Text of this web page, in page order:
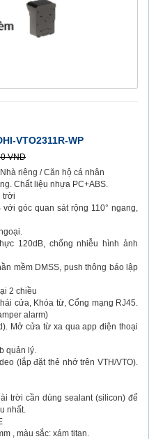
VTO2311R-WP
VND
riêng / Căn hộ cá nhân
Chất liệu nhựa PC+ABS.
trời
góc quan sát rộng 110° ngang,
120dB, chống nhiễu hình ảnh
mềm DMSS, push thông báo lập
2 chiều
cửa, Khóa từ, Cổng mạng RJ45.
alarm)
Mở cửa từ xa qua app điện thoại
quản lý.
(lắp đặt thẻ nhớ trên VTH/VTO).
trời cần dùng sealant (silicon) để
nhất.
, màu sắc: xám titan.